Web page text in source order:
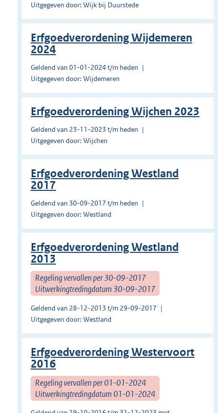
Uitgegeven door: Wijk bij Duurstede
Erfgoedverordening Wijdemeren
2024
Geldend van 01-01-2024 t/m heden
Uitgegeven door: Wijdemeren
Erfgoedverordening Wijchen 2023
Geldend van 23-11-2023 t/m heden
Uitgegeven door: Wijchen
Erfgoedverordening Westland
2017
Geldend van 30-09-2017 t/m heden
Uitgegeven door: Westland
Erfgoedverordening Westland
2013
Regeling vervallen per 30-09-2017
Uitwerkingtredingdatum 30-09-2017
Geldend van 28-12-2013 t/m 29-09-2017
Uitgegeven door: Westland
Erfgoedverordening Westervoort
2016
Regeling vervallen per 01-01-2024
Uitwerkingtredingdatum 01-01-2024